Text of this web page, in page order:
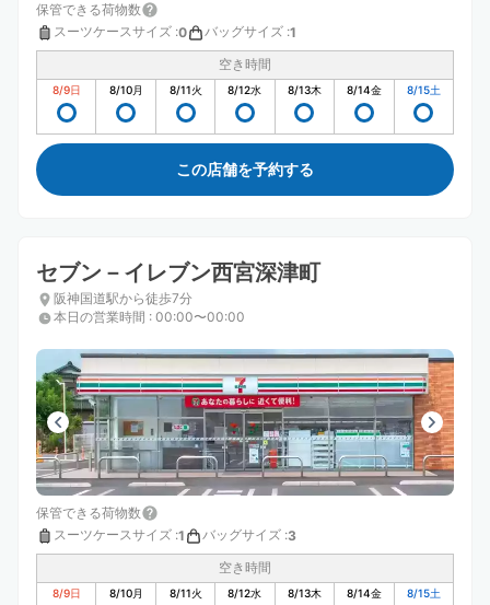
保管できる荷物数
スーツケースサイズ :0 バッグサイズ :1
空き時間
8/9日 8/10月 8/11火 8/12水 8/13木 8/14金 8/15土
この店舗を予約する
セブン－イレブン西宮深津町
阪神国道駅から徒歩7分
本日の営業時間 : 00:00〜00:00
保管できる荷物数
スーツケースサイズ :1 バッグサイズ :3
空き時間
8/9日 8/10月 8/11火 8/12水 8/13木 8/14金 8/15土